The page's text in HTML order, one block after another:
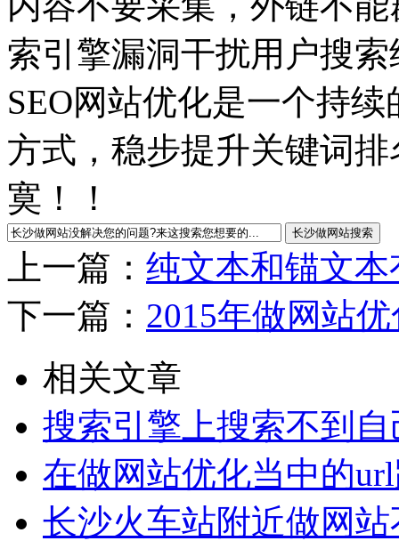
索引擎漏洞干扰用户搜
SEO网站优化是一个持
方式，稳步提升关键词
寞！！
上一篇： 纯文本和锚文
下一篇： 2015年做网站
相关文章
搜索引擎上搜索不到
在做网站优化当中的
长沙火车站附近做网